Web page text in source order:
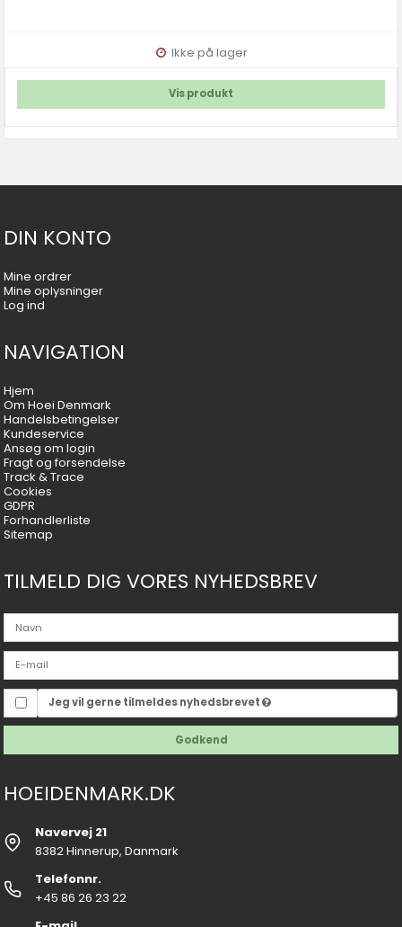
Ikke på lager
Vis produkt
DIN KONTO
Mine ordrer
Mine oplysninger
Log ind
NAVIGATION
Hjem
Om Hoei Denmark
Handelsbetingelser
Kundeservice
Ansøg om login
Fragt og forsendelse
Track & Trace
Cookies
GDPR
Forhandlerliste
Sitemap
TILMELD DIG VORES NYHEDSBREV
Jeg vil gerne tilmeldes nyhedsbrevet
Godkend
HOEIDENMARK.DK
Navervej 21
8382 Hinnerup, Danmark
Telefonnr.
+45 86 26 23 22